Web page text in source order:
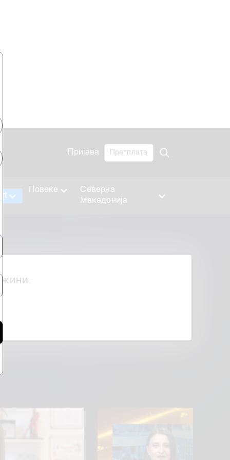
Пријава Претплата
Северна
Македонија
Повеќе